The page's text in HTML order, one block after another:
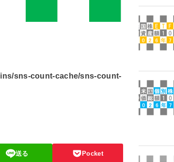
sns-count-cache/sns-count-
送る Pocket